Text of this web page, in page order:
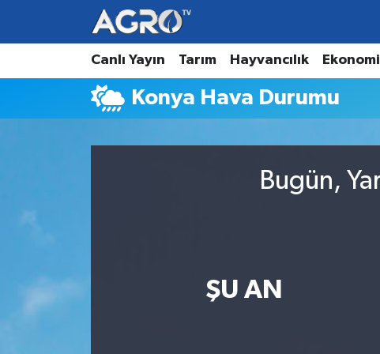
Canlı Yayın Tarım Hayvancılık Ekonomi
Konya Hava Durumu
Bugün,
ŞU AN
Hava Durumu
Trafik Durumu